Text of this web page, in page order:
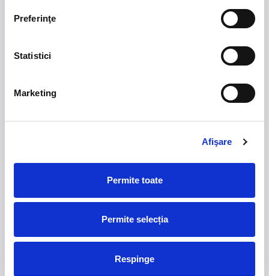
Preferinţe
Statistici
Marketing
Afişare
Permite toate
Permite selecția
Respinge